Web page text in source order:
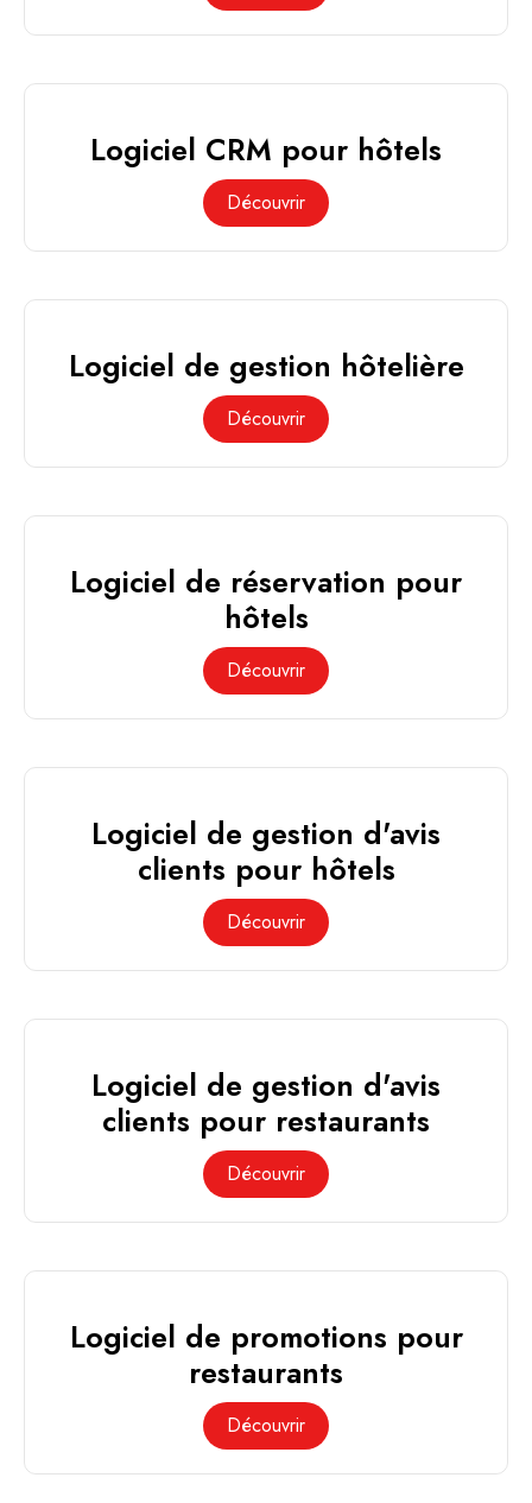
Logiciel CRM pour hôtels
Découvrir
Logiciel de gestion hôtelière
Découvrir
Logiciel de réservation pour
hôtels
Découvrir
Logiciel de gestion d'avis
clients pour hôtels
Découvrir
Logiciel de gestion d'avis
clients pour restaurants
Découvrir
Logiciel de promotions pour
restaurants
Découvrir